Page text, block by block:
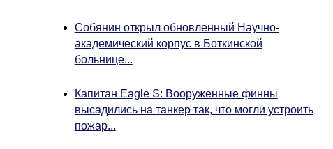
Собянин открыл обновленный Научно-
академический корпус в Боткинской
больнице...
Капитан Eagle S: Вооруженные финны
высадились на танкер так, что могли устроить
пожар...